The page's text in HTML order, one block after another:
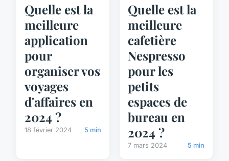
Quelle est la
meilleure
application
pour
organiser vos
voyages
d'affaires en
2024 ?
18 février 2024 5 min
Quelle est la
meilleure
cafetière
Nespresso
pour les
petits
espaces de
bureau en
2024 ?
7 mars 2024 5 min